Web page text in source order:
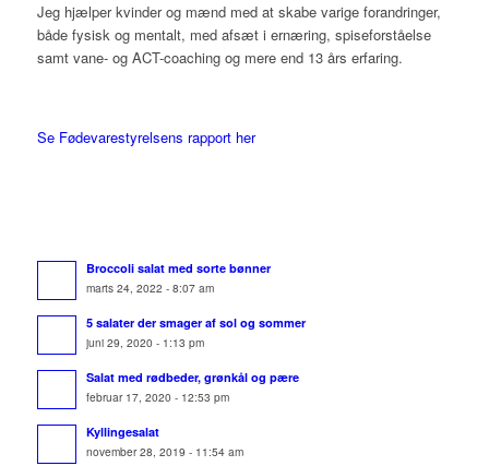
Jeg hjælper kvinder og mænd med at skabe varige forandringer,
både fysisk og mentalt, med afsæt i ernæring, spiseforståelse
samt vane- og ACT-coaching og mere end 13 års erfaring.
Se Fødevarestyrelsens rapport her
Broccoli salat med sorte bønner
marts 24, 2022 - 8:07 am
5 salater der smager af sol og sommer
juni 29, 2020 - 1:13 pm
Salat med rødbeder, grønkål og pære
februar 17, 2020 - 12:53 pm
Kyllingesalat
november 28, 2019 - 11:54 am